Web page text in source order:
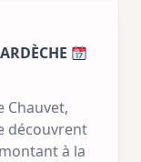
Chauvet,
découvrent
à la